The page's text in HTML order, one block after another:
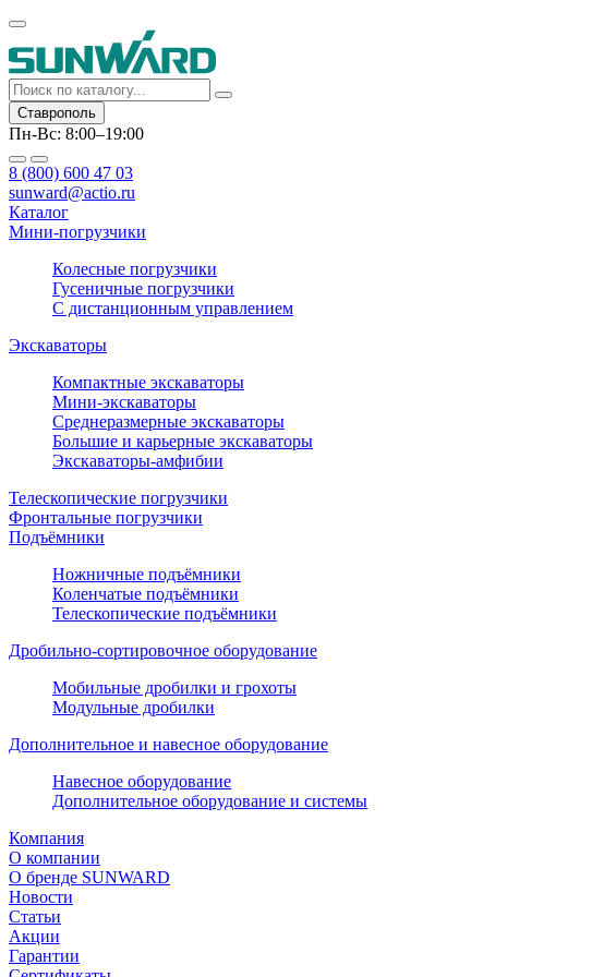
Ставрополь
Пн-Вс: 8:00–19:00
8 (800) 600 47 03
sunward@actio.ru
Каталог
Мини-погрузчики
Колесные погрузчики
Гусеничные погрузчики
С дистанционным управлением
Экскаваторы
Компактные экскаваторы
Мини-экскаваторы
Среднеразмерные экскаваторы
Большие и карьерные экскаваторы
Экскаваторы-амфибии
Телескопические погрузчики
Фронтальные погрузчики
Подъёмники
Ножничные подъёмники
Коленчатые подъёмники
Телескопические подъёмники
Дробильно-сортировочное оборудование
Мобильные дробилки и грохоты
Модульные дробилки
Дополнительное и навесное оборудование
Навесное оборудование
Дополнительное оборудование и системы
Компания
О компании
О бренде SUNWARD
Новости
Статьи
Акции
Гарантии